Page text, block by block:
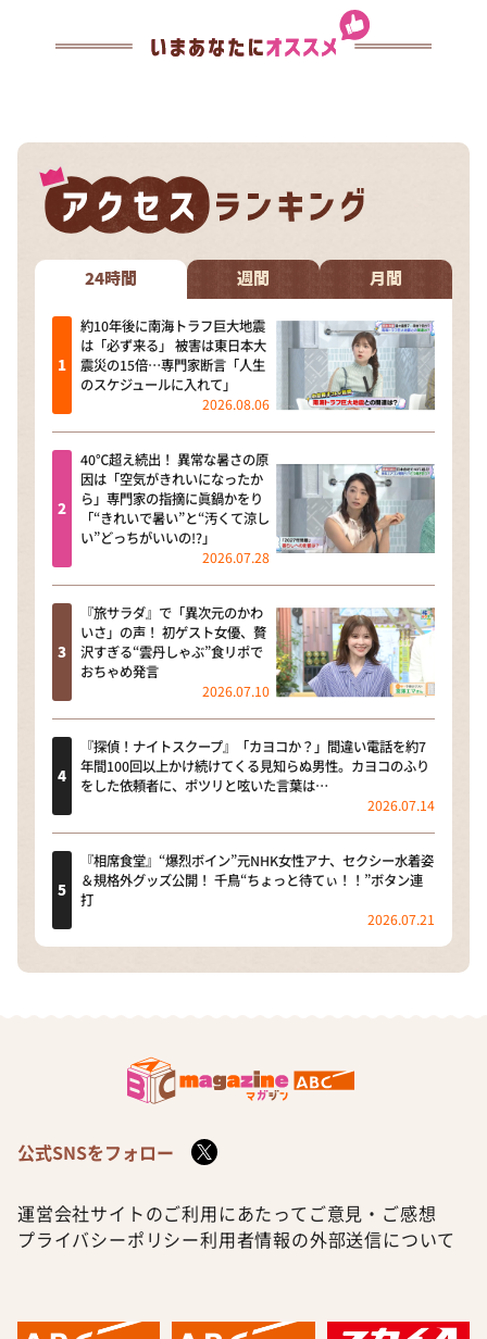
24時間 週間 月間
約10年後に南海トラフ巨大地震
は「必ず来る」 被害は東日本大
震災の15倍…専門家断言「人生
のスケジュールに入れて」
2026.08.06
40℃超え続出！ 異常な暑さの原
因は「空気がきれいになったか
ら」専門家の指摘に眞鍋かをり
「“きれいで暑い”と“汚くて涼し
い”どっちがいいの!?」
2026.07.28
『旅サラダ』で「異次元のかわ
いさ」の声！ 初ゲスト女優、贅
沢すぎる“雲丹しゃぶ”食リポで
おちゃめ発言
2026.07.10
『探偵！ナイトスクープ』「カヨコか？」間違い電話を約7
年間100回以上かけ続けてくる見知らぬ男性。カヨコのふり
をした依頼者に、ポツリと呟いた言葉は…
2026.07.14
『相席食堂』“爆烈ボイン”元NHK女性アナ、セクシー水着姿
＆規格外グッズ公開！ 千鳥“ちょっと待てぃ！！”ボタン連
打
2026.07.21
公式SNSをフォロー
運営会社サイトのご利用にあたって ご意見・ご感想
プライバシーポリシー利用者情報の外部送信について